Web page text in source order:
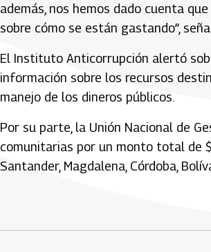
además, nos hemos dado cuenta
sobre cómo se están gastando”,
El Instituto Anticorrupción alertó
información sobre los recursos
manejo de los dineros públicos.
Por su parte, la Unión Nacional de
comunitarias por un monto total de
Santander, Magdalena, Córdoba,